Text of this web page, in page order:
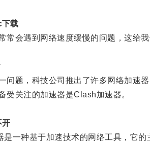
载
会遇到网络速度缓慢的问题，这给我
题，科技公司推出了许多网络加速器
关注的加速器是Clash加速器。
开
种基于加速技术的网络工具，它的